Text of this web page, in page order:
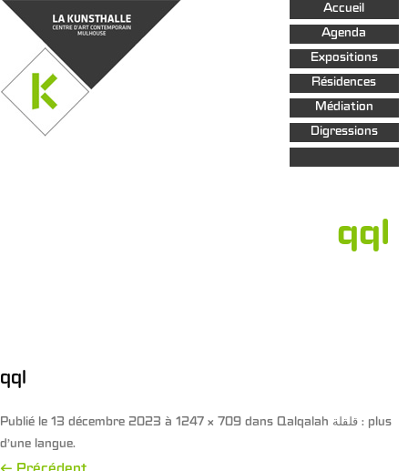
Aller au
contenu
principal
Accueil
Agenda
Expositions
Résidences
Médiation
Digressions
qql
qql
Publié le 13 décembre 2023 à 1247 × 709 dans Qalqalah قلقلة : plus
d’une langue.